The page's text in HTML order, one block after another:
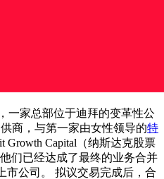
一家总部位于迪拜的变革性公
商，与第一家由女性领导的特
Growth Capital（纳斯达克股票
们已经达成了最终的业务合并
市公司。 拟议交易完成后，合